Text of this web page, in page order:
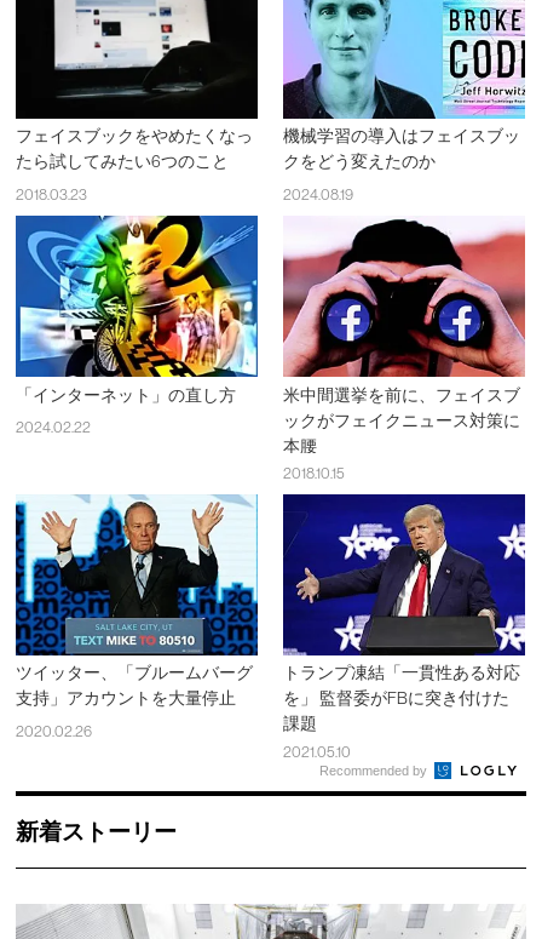
フェイスブックをやめたくなっ
たら試してみたい6つのこと
2018.03.23
機械学習の導入はフェイスブッ
クをどう変えたのか
2024.08.19
「インターネット」の直し方
2024.02.22
米中間選挙を前に、フェイスブ
ックがフェイクニュース対策に
本腰
2018.10.15
ツイッター、「ブルームバーグ
支持」アカウントを大量停止
2020.02.26
トランプ凍結「一貫性ある対応
を」 監督委がFBに突き付けた
課題
2021.05.10
Recommended by
新着ストーリー